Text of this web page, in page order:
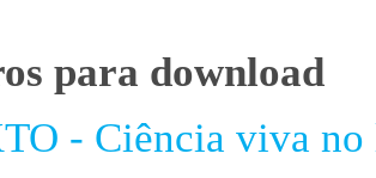
para download
- Ciência viva